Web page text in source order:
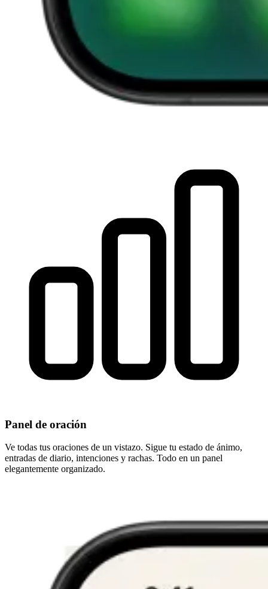
Panel de oración
Ve todas tus oraciones de un vistazo. Sigue tu estado de ánimo,
entradas de diario, intenciones y rachas. Todo en un panel
elegantemente organizado.